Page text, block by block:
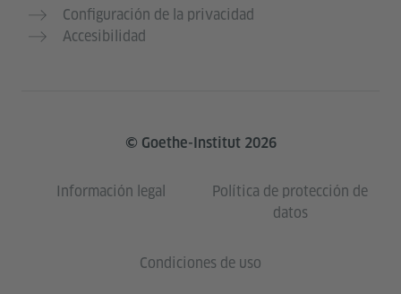
Configuración de la privacidad
Accesibilidad
© Goethe-Institut 2026
Información legal
Política de protección de
datos
Condiciones de uso